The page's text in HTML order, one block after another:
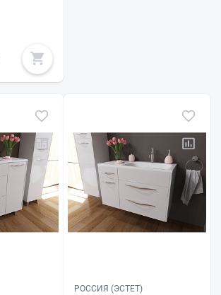
РОССИЯ (ЭСТЕТ)